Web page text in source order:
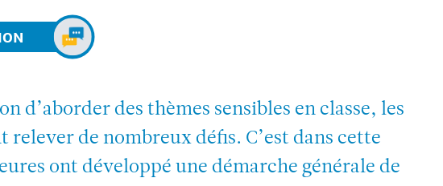
d’aborder des thèmes sensibles en classe, les
relever de nombreux défis. C’est dans cette
ont développé une démarche générale de